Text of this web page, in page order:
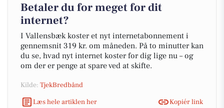
Betaler du for meget for dit
internet?
I Vallensbæk koster et nyt internetabonnement i
gennemsnit 319 kr. om måneden. På to minutter kan
du se, hvad nyt internet koster for dig lige nu – og
om der er penge at spare ved at skifte.
Kilde: TjekBredbånd
Læs hele artiklen her
Kopiér link